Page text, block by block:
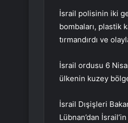
İsrail polisinin iki
bombaları, plastik
tırmandırdı ve
İsrail ordusu 6
ülkenin kuzey
İsrail Dışişleri
Lübnan’dan